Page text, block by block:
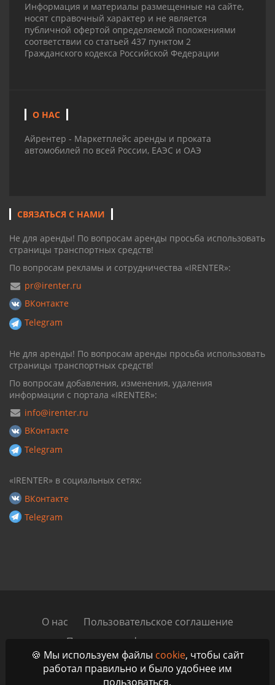
Информация и материалы размещенные на сайте,
носят справочный характер и не является
публичной офертой определяемой положениями
соответствии со статьей 437 пунктом 2
Гражданского кодекса Российской Федерации
О НАС
Айрентер - Маркетплейс аренды и проката
автомобилей по всей России, ЕАЭС и ОАЭ
СВЯЗАТЬСЯ С НАМИ
Не для аренды! По вопросам аренды просьба использовать
страницы транспортных средств!
По вопросам рекламы и сотрудничества «IRENTER»:
pr@irenter.ru
ВКонтакте
Telegram
Не для аренды! По вопросам аренды просьба использовать
страницы транспортных средств!
По вопросам добавления, изменения, удаления
информации с портала «IRENTER»:
info@irenter.ru
ВКонтакте
Telegram
«IRENTER» в социальных сетях:
ВКонтакте
Telegram
О нас
Пользовательское соглашение
Политика конфиденциальности
Автомобильный блог
Контакты
🍪 Мы используем файлы cookie, чтобы сайт
работал правильно и было удобнее им
пользоваться.